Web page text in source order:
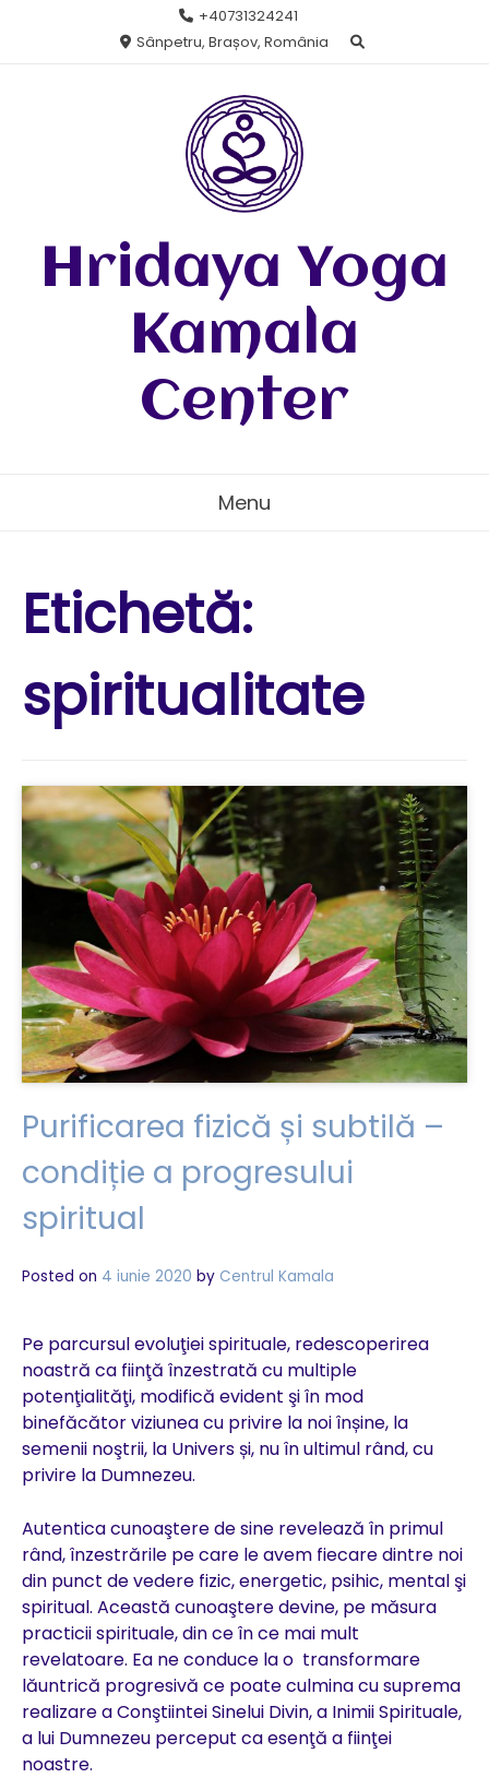
+40731324241
Sânpetru, Brașov, România
Hridaya Yoga
Kamala
Center
Menu
Etichetă:
spiritualitate
Purificarea fizică și subtilă –
condiție a progresului
spiritual
Posted on 4 iunie 2020 by Centrul Kamala
Pe parcursul evoluţiei spirituale, redescoperirea
noastră ca fiinţă înzestrată cu multiple
potenţialităţi, modifică evident şi în mod
binefăcător viziunea cu privire la noi înșine, la
semenii noştrii, la Univers și, nu în ultimul rând, cu
privire la Dumnezeu.
Autentica cunoaştere de sine revelează în primul
rând, înzestrările pe care le avem fiecare dintre noi
din punct de vedere fizic, energetic, psihic, mental şi
spiritual. Această cunoaştere devine, pe măsura
practicii spirituale, din ce în ce mai mult
revelatoare. Ea ne conduce la o transformare
lăuntrică progresivă ce poate culmina cu suprema
realizare a Conştiintei Sinelui Divin, a Inimii Spirituale,
a lui Dumnezeu perceput ca esenţă a fiinţei
noastre.